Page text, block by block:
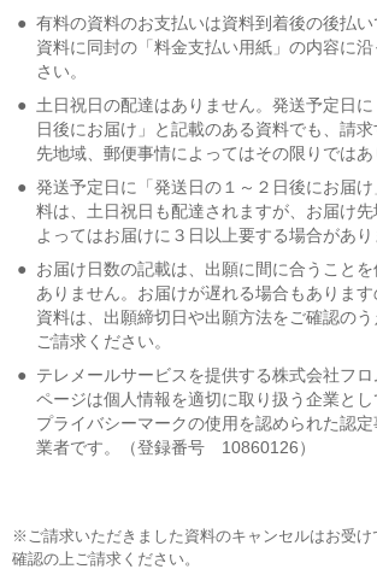
● 有料の資料のお支払いは資料到着後の後払
資料に同封の「料金支払い用紙」の内容に
さい。
● 土日祝日の配達はありません。発送予定日
日後にお届け」と記載のある資料でも、請
先地域、郵便事情によってはその限りではあ
● 発送予定日に「発送日の１～２日後にお届
料は、土日祝日も配達されますが、お届け
よってはお届けに３日以上要する場合があり
● お届け日数の記載は、出願に間に合うこと
ありません。お届けが遅れる場合もありま
資料は、出願締切日や出願方法をご確認の
ご請求ください。
● テレメールサービスを提供する株式会社フロ
ページは個人情報を適切に取り扱う企業とし
プライバシーマークの使用を認められた認定
業者です。（登録番号 10860126）
※ご請求いただきました資料のキャンセルはお受け
確認の上ご請求ください。